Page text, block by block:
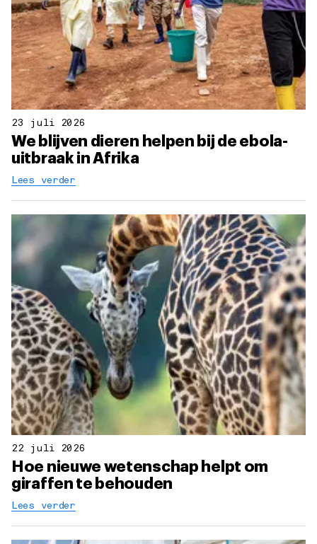
23 juli 2026
We blijven dieren helpen bij de ebola-
uitbraak in Afrika
Lees verder
22 juli 2026
Hoe nieuwe wetenschap helpt om
giraffen te behouden
Lees verder